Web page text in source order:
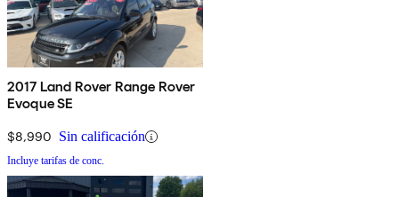
2017 Land Rover Range Rover
Evoque SE
$8,990 Sin calificación
Incluye tarifas de conc.